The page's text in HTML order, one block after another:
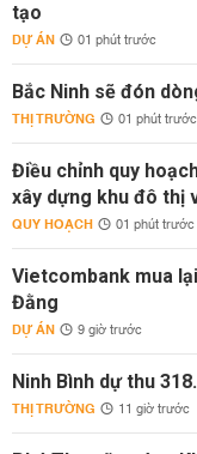
tạo
DỰ ÁN 01 phút trước
Bắc Ninh sẽ đón
THỊ TRƯỜNG 01 phút trước
Điều chỉnh quy
xây dựng khu đô thị
QUY HOẠCH 01 phút trước
Vietcombank mua
Đằng
DỰ ÁN 9 giờ trước
Ninh Bình dự thu
THỊ TRƯỜNG 11 giờ trước